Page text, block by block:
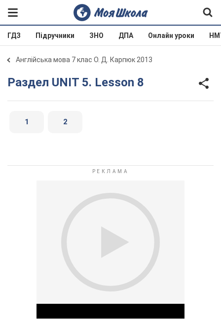
ГДЗ Підручники ЗНО ДПА Онлайн уроки
Англійська мова 7 клас О. Д. Карпюк 2013
Раздел UNIT 5. Lesson 8
1 2